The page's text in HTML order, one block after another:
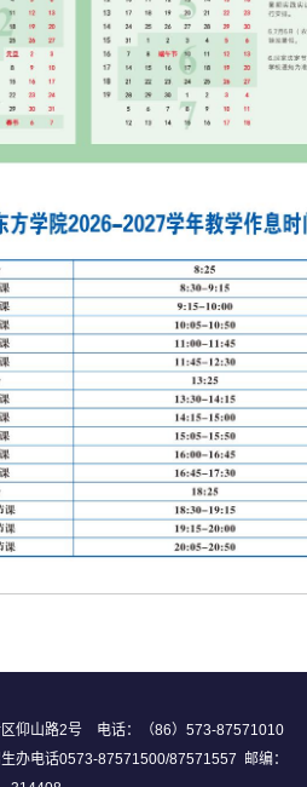
区仰山路2号 电话：（86）573-87571010
办电话0573-87571500/87571557 邮编：